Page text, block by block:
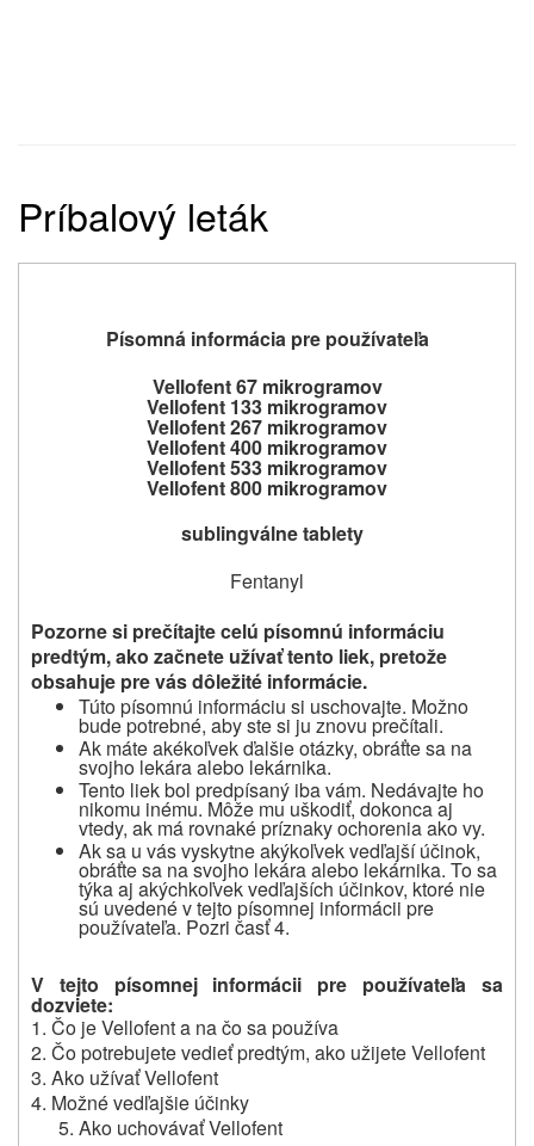
Príbalový leták
Písomná informácia pre používateľa
Vellofent 67 mikrogramov
Vellofent 133 mikrogramov
Vellofent 267 mikrogramov
Vellofent 400 mikrogramov
Vellofent 533 mikrogramov
Vellofent 800 mikrogramov
sublingválne tablety
Fentanyl
Pozorne si prečítajte celú písomnú informáciu
predtým, ako začnete užívať tento liek, pretože
obsahuje pre vás dôležité informácie.
Túto písomnú informáciu si uschovajte. Možno
bude potrebné, aby ste si ju znovu prečítali.
Ak máte akékoľvek ďalšie otázky, obráťte sa na
svojho lekára alebo lekárnika.
Tento liek bol predpísaný iba vám. Nedávajte ho
nikomu inému. Môže mu uškodiť, dokonca aj
vtedy, ak má rovnaké príznaky ochorenia ako vy.
Ak sa u vás vyskytne akýkoľvek vedľajší účinok,
obráťte sa na svojho lekára alebo lekárnika. To sa
týka aj akýchkoľvek vedľajších účinkov, ktoré nie
sú uvedené v tejto písomnej informácii pre
používateľa. Pozri časť 4.
V tejto písomnej informácii pre používateľa sa
dozviete:
1. Čo je Vellofent a na čo sa používa
2. Čo potrebujete vedieť predtým, ako užijete Vellofent
3. Ako užívať Vellofent
4. Možné vedľajšie účinky
Ako uchovávať Vellofent